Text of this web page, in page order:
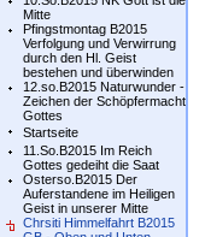
Mitte
Pfingstmontag B2015
Verfolgung und Verwirrung
durch den Hl. Geist
bestehen und überwinden
12.so.B2015 Naturwunder -
Zeichen der Schöpfermacht
Gottes
Startseite
11.So.B2015 Im Reich
Gottes gedeiht die Saat
Osterso.B2015 Der
Auferstandene im Heiligen
Geist in unserer Mitte
Chrsiti Himmelfahrt B2015